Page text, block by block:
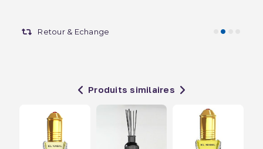
Retour & Echange
Produits similaires